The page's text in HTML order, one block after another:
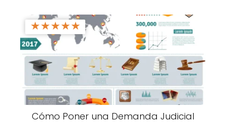
★★★★★
Cómo Poner una Demanda Judicial